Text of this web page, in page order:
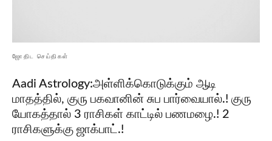
ஜோதிட செய்திகள்
Aadi Astrology:அள்ளிக்கொடுக்கும் ஆடி
மாதத்தில், குரு பகவானின் சுப பார்வையால்.! குரு
யோகத்தால் 3 ராசிகள் காட்டில் பணமழை.! 2
ராசிகளுக்கு ஜாக்பாட்.!